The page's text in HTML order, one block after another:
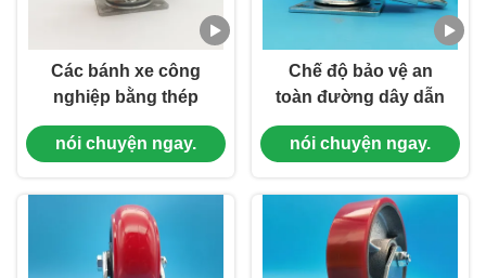
Các bánh xe công
nghiệp bằng thép
không gỉ với dung
dịch sốc mùa xuân
polyurethane cho các
ứng dụng hạng nặng
nói chuyện ngay.
Chế độ bảo vệ an
toàn đường dây dẫn
điện bánh xe chống
tĩnh Thiết bị bảo vệ
điện tử
nói chuyện ngay.